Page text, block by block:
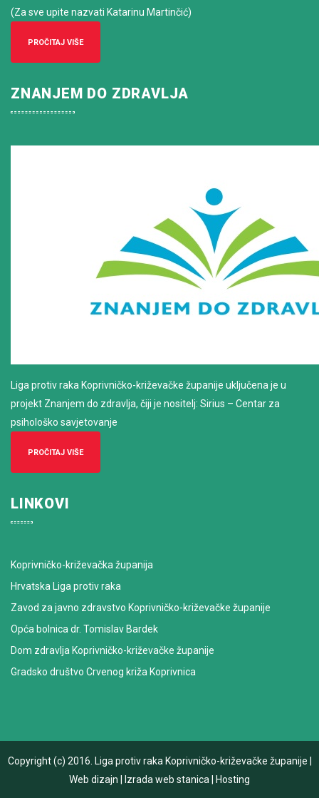
(Za sve upite nazvati Katarinu Martinčić)
PROČITAJ VIŠE
ZNANJEM DO ZDRAVLJA
Liga protiv raka Koprivničko-križevačke županije uključena je u
projekt Znanjem do zdravlja, čiji je nositelj: Sirius – Centar za
psihološko savjetovanje
PROČITAJ VIŠE
LINKOVI
Koprivničko-križevačka županija
Hrvatska Liga protiv raka
Zavod za javno zdravstvo Koprivničko-križevačke županije
Opća bolnica dr. Tomislav Bardek
Dom zdravlja Koprivničko-križevačke županije
Gradsko društvo Crvenog križa Koprivnica
Copyright (c) 2016. Liga protiv raka Koprivničko-križevačke županije
Web dizajn
Izrada web stanica Hosting